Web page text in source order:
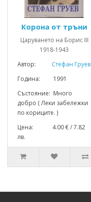
Корона от тръни
Царуването на Борис III
1918-1943
Автор:
Стефан Груев
Година: 1991
Състояние: Много
добро ( Леки забележки
по кориците. )
Цена: 4.00 € / 7.82
лв.